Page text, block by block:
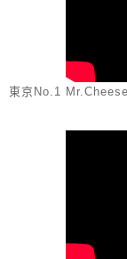
東京No.1